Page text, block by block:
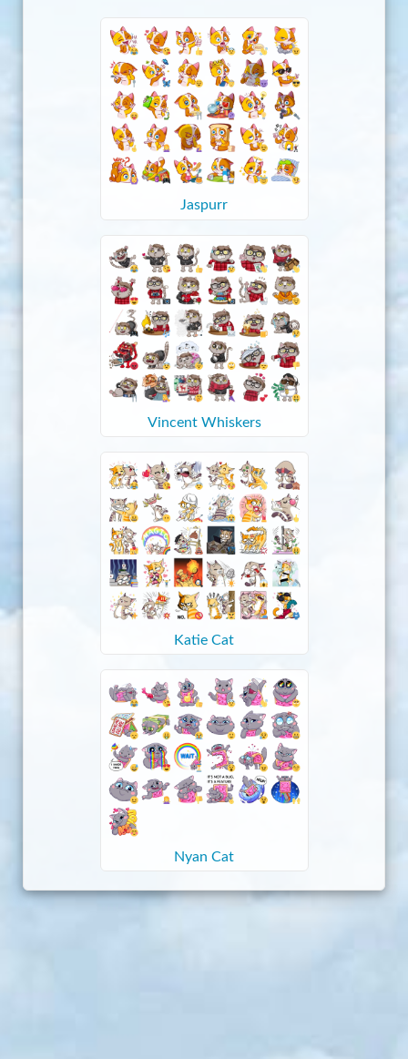
Jaspurr
Vincent Whiskers
Katie Cat
Nyan Cat